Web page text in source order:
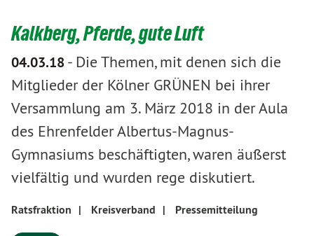
Kalkberg, Pferde, gute Luft
04.03.18- Die Themen, mit denen sich die
Mitglieder der Kölner GRÜNEN bei ihrer
Versammlung am 3. März 2018 in der Aula
des Ehrenfelder Albertus-Magnus-
Gymnasiums beschäftigten, waren äußerst
vielfältig und wurden rege diskutiert.
Ratsfraktion | Kreisverband | Pressemitteilung